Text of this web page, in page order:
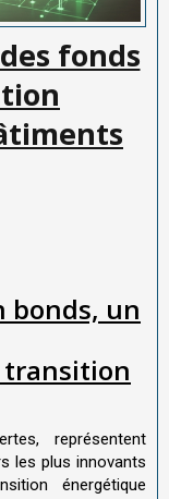
fonds
bonds, un
représentent
les plus innovants
énergétique